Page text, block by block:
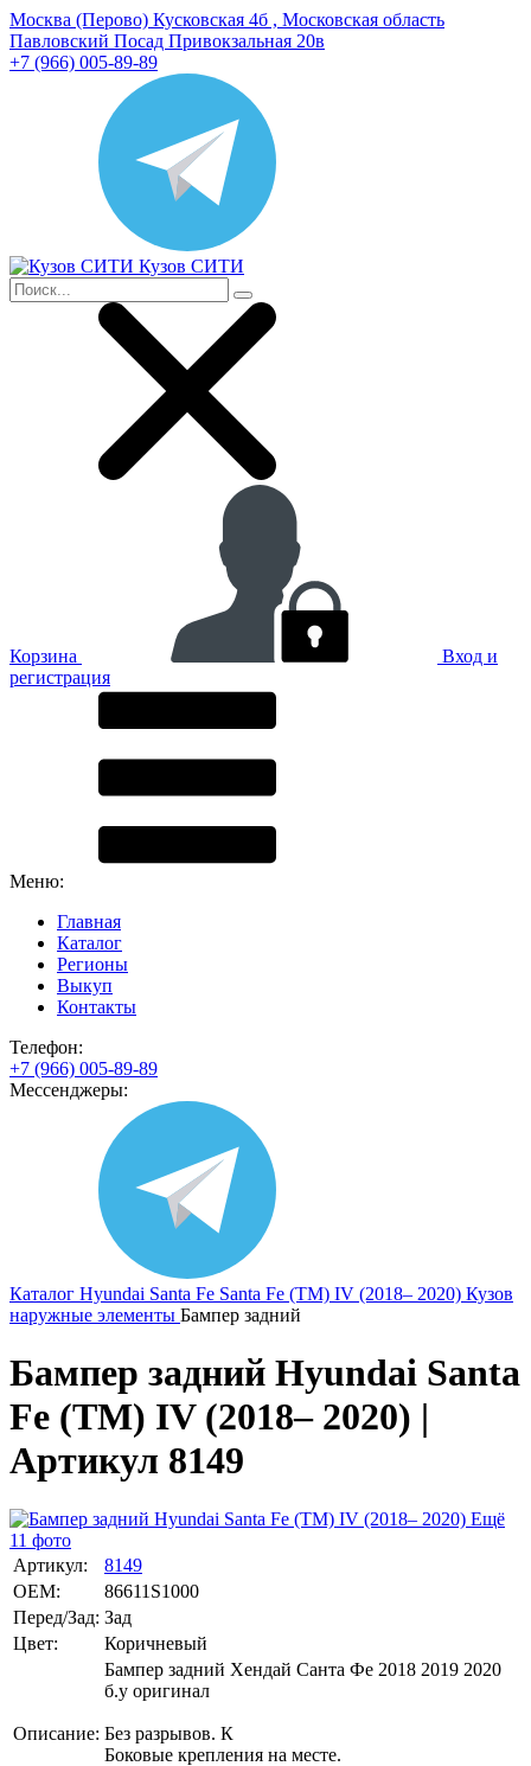
Москва (Перово) Кусковская 4б , Московская область
Павловский Посад Привокзальная 20в
+7 (966) 005-89-89
Кузов СИТИ
Корзина
Вход и
регистрация
Меню:
Главная
Каталог
Регионы
Выкуп
Контакты
Телефон:
+7 (966) 005-89-89
Мессенджеры:
Каталог Hyundai Santa Fe Santa Fe (TM) IV (2018– 2020) Кузов
наружные элементы Бампер задний
Бампер задний Hyundai Santa
Fe (TM) IV (2018– 2020) |
Артикул 8149
Ещё
11 фото
Артикул:
8149
OEM:
86611S1000
Перед/Зад: Зад
Цвет:
Коричневый
Описание:
Бампер задний Хендай Санта Фе 2018 2019 2020
б.у оригинал
Без разрывов. К
Боковые крепления на месте.